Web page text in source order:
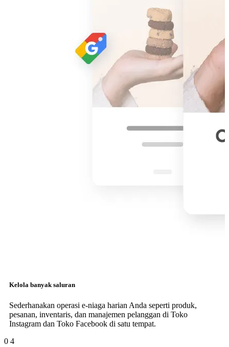
Kelola banyak saluran
Sederhanakan operasi e-niaga harian Anda seperti produk,
pesanan, inventaris, dan manajemen pelanggan di Toko
Instagram dan Toko Facebook di satu tempat.
0 4